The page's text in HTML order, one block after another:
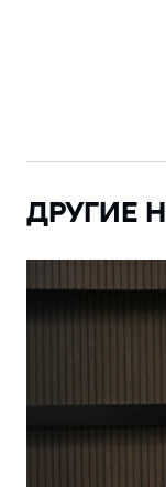
ДРУГИЕ